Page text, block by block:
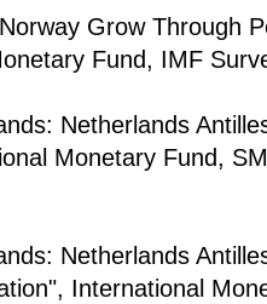
Grow Through
Fund, IMF
Netherlands
Monetary Fund,
Netherlands
International